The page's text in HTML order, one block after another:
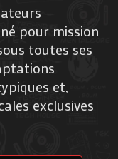
pour mission
toutes ses
et,
exclusives